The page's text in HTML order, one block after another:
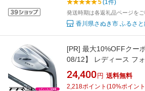
5(1件)
発送時期は各返礼品ページを
香川県さぬき市 ふるさ
[PR] 最大10%OFFクー
08/12】 レディース フ
ッジ パールサテン FT-
年モデル フォーティン
24,400 円 送料無料
2,218ポイント (10%ポイン